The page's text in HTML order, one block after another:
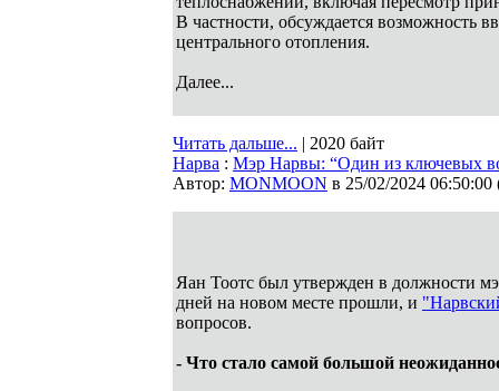
В частности, обсуждается возможность
центрального отопления.
Далее...
Читать дальше... | 2020 байт
Нарва : Мэр Нарвы: “Один из ключевых
Автор: MONMOON в 25/02/2024 06:50:00
Яан Тоотс был утвержден в должности
дней на новом месте прошли, и
вопросов.
- Что стало самой большой